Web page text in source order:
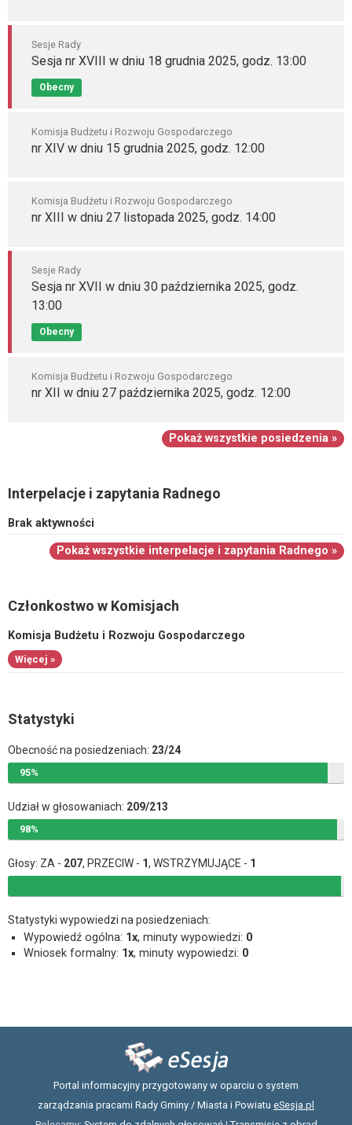
Sesje Rady
Sesja nr XVIII w dniu 18 grudnia 2025, godz. 13:00
Obecny
Komisja Budżetu i Rozwoju Gospodarczego
nr XIV w dniu 15 grudnia 2025, godz. 12:00
Komisja Budżetu i Rozwoju Gospodarczego
nr XIII w dniu 27 listopada 2025, godz. 14:00
Sesje Rady
Sesja nr XVII w dniu 30 października 2025, godz.
13:00
Obecny
Komisja Budżetu i Rozwoju Gospodarczego
nr XII w dniu 27 października 2025, godz. 12:00
Pokaż wszystkie posiedzenia »
Interpelacje i zapytania Radnego
Brak aktywności
Pokaż wszystkie interpelacje i zapytania Radnego »
Członkostwo w Komisjach
Komisja Budżetu i Rozwoju Gospodarczego
Więcej »
Statystyki
Obecność na posiedzeniach: 23/24
95%
Udział w głosowaniach: 209/213
98%
Głosy: ZA - 207, PRZECIW - 1, WSTRZYMUJĄCE - 1
Statystyki wypowiedzi na posiedzeniach:
Wypowiedź ogólna: 1x, minuty wypowiedzi: 0
Wniosek formalny: 1x, minuty wypowiedzi: 0
Portal informacyjny przygotowany w oparciu o system
zarządzania pracami Rady Gminy / Miasta i Powiatu eSesja.pl